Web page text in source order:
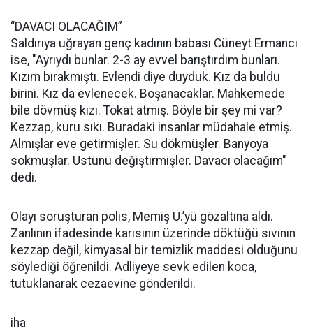
“DAVACI OLACAĞIM”
Saldırıya uğrayan genç kadının babası Cüneyt Ermancı
ise, "Ayrıydı bunlar. 2-3 ay evvel barıştırdım bunları.
Kızım bırakmıştı. Evlendi diye duyduk. Kız da buldu
birini. Kız da evlenecek. Boşanacaklar. Mahkemede
bile dövmüş kızı. Tokat atmış. Böyle bir şey mi var?
Kezzap, kuru sıkı. Buradaki insanlar müdahale etmiş.
Almışlar eve getirmişler. Su dökmüşler. Banyoya
sokmuşlar. Üstünü değiştirmişler. Davacı olacağım"
dedi.
Olayı soruşturan polis, Memiş Ü.’yü gözaltına aldı.
Zanlının ifadesinde karısının üzerinde döktüğü sıvının
kezzap değil, kimyasal bir temizlik maddesi olduğunu
söylediği öğrenildi. Adliyeye sevk edilen koca,
tutuklanarak cezaevine gönderildi.
iha